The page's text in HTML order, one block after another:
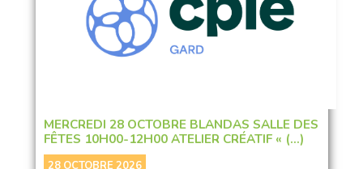
MERCREDI 28 OCTOBRE BLANDAS SALLE DES
FÊTES 10H00-12H00 ATELIER CRÉATIF « (…)